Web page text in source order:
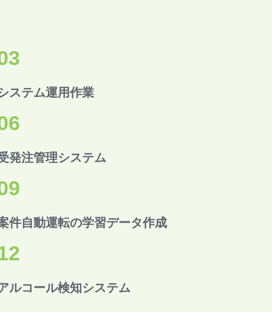
ステム運用作業
発注管理システム
件自動運転の学習データ作成
ルコール検知システム